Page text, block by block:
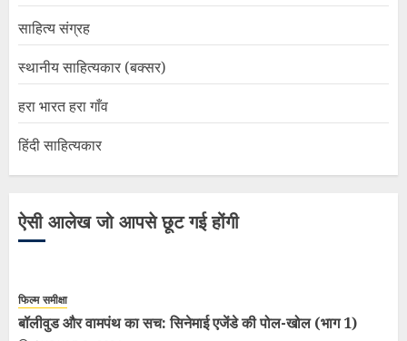
साहित्य संग्रह
स्थानीय साहित्यकार (बक्सर)
हरा भारत हरा गाँव
हिंदी साहित्यकार
ऐसी आलेख जो आपसे छूट गई होंगी
फिल्म समीक्षा
बॉलीवुड और वामपंथ का सच: सिनेमाई एजेंडे की पोल-खोल (भाग 1)